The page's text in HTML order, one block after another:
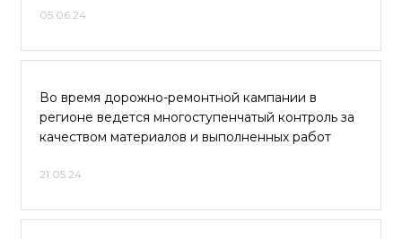
05.06.24
Во время дорожно-ремонтной кампании в
регионе ведется многоступенчатый контроль за
качеством материалов и выполненных работ
21.05.24